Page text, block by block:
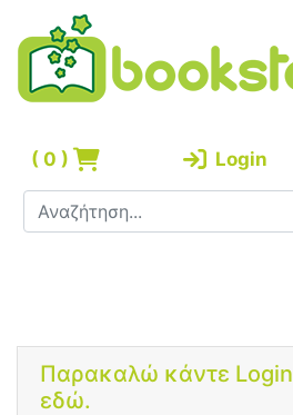
( 0 ) Login
Παρακαλώ κάντε Login
εδώ.